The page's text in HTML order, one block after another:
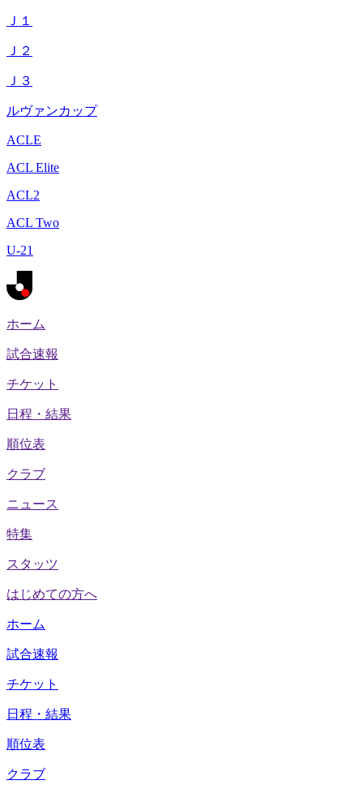
Ｊ１
Ｊ２
Ｊ３
ルヴァンカップ
ACLE
ACL Elite
ACL2
ACL Two
U-21
ホーム
試合速報
チケット
日程・結果
順位表
クラブ
ニュース
特集
スタッツ
はじめての方へ
ホーム
試合速報
チケット
日程・結果
順位表
クラブ